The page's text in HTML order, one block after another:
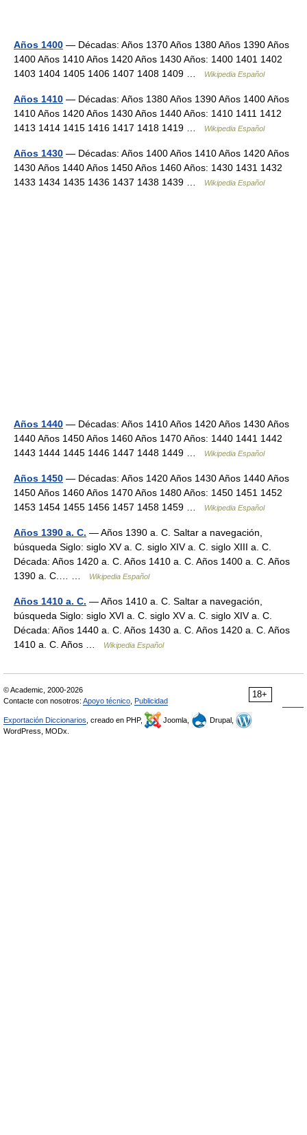
Años 1400 — Décadas: Años 1370 Años 1380 Años 1390 Años
1400 Años 1410 Años 1420 Años 1430 Años: 1400 1401 1402
1403 1404 1405 1406 1407 1408 1409 …
Wikipedia Español
Años 1410 — Décadas: Años 1380 Años 1390 Años 1400 Años
1410 Años 1420 Años 1430 Años 1440 Años: 1410 1411 1412
1413 1414 1415 1416 1417 1418 1419 …
Wikipedia Español
Años 1430 — Décadas: Años 1400 Años 1410 Años 1420 Años
1430 Años 1440 Años 1450 Años 1460 Años: 1430 1431 1432
1433 1434 1435 1436 1437 1438 1439 …
Wikipedia Español
Años 1440 — Décadas: Años 1410 Años 1420 Años 1430 Años
1440 Años 1450 Años 1460 Años 1470 Años: 1440 1441 1442
1443 1444 1445 1446 1447 1448 1449 …
Wikipedia Español
Años 1450 — Décadas: Años 1420 Años 1430 Años 1440 Años
1450 Años 1460 Años 1470 Años 1480 Años: 1450 1451 1452
1453 1454 1455 1456 1457 1458 1459 …
Wikipedia Español
Años 1390 a. C. — Años 1390 a. C. Saltar a navegación,
búsqueda Siglo: siglo XV a. C. siglo XIV a. C. siglo XIII a. C.
Década: Años 1420 a. C. Años 1410 a. C. Años 1400 a. C. Años
1390 a. C.… …
Wikipedia Español
Años 1410 a. C. — Años 1410 a. C. Saltar a navegación,
búsqueda Siglo: siglo XVI a. C. siglo XV a. C. siglo XIV a. C.
Década: Años 1440 a. C. Años 1430 a. C. Años 1420 a. C. Años
1410 a. C. Años …
Wikipedia Español
18+
© Academic, 2000-2026
Contacte con nosotros: Apoyo técnico Publicidad
Exportación Diccionarios , creado en PHP, Joomla,
Drupal,
WordPress, MODx.